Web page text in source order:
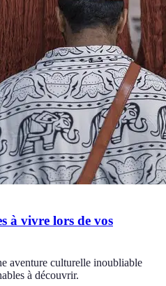
à vivre lors de vos
aventure culturelle inoubliable
à découvrir.